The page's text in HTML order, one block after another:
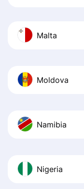
Malta
Moldova
Namibia
Nigeria